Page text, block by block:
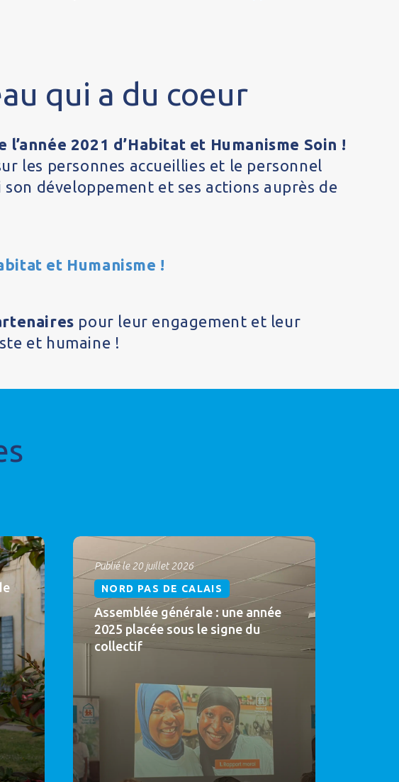
qui a du coeur
2021 d’Habitat et Humanisme Soin !
les personnes accueillies et le personnel
développement et ses actions auprès de
et Humanisme !
pour leur engagement et leur
et humaine !
Publié le 20 juillet 2026
NORD PAS DE CALAIS
Assemblée générale : une année
2025 placée sous le signe du
collectif